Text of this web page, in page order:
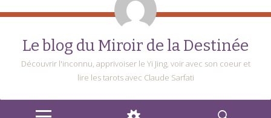
Le blog du Miroir de la Destinée
Découvrir l'inconnu, apprivoiser le Yi Jing, voir avec son coeur et
lire les tarots avec Claude Sarfati